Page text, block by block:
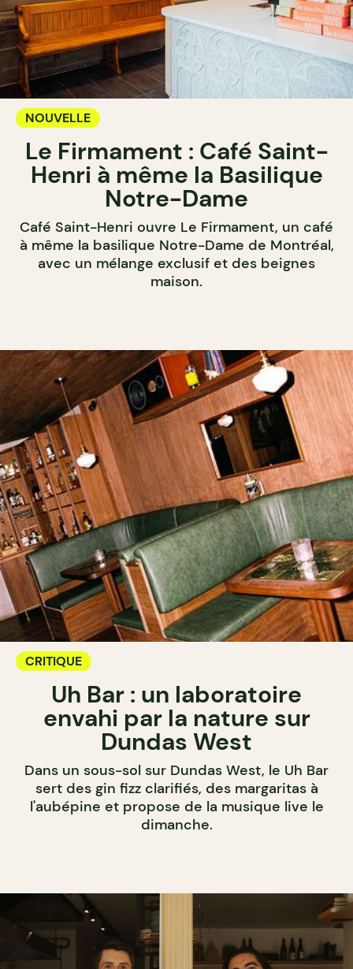
NOUVELLE
Le Firmament : Café Saint-
Henri à même la Basilique
Notre-Dame
Café Saint-Henri ouvre Le Firmament, un café
à même la basilique Notre-Dame de Montréal,
avec un mélange exclusif et des beignes
maison.
CRITIQUE
Uh Bar : un laboratoire
envahi par la nature sur
Dundas West
Dans un sous-sol sur Dundas West, le Uh Bar
sert des gin fizz clarifiés, des margaritas à
l'aubépine et propose de la musique live le
dimanche.